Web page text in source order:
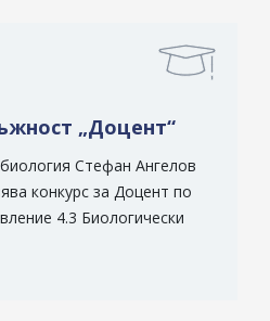
„Доцент“
Стефан Ангелов
конкурс за Доцент по
4.3 Биологически